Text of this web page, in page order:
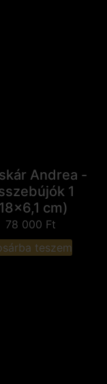
Andrea -
1
cm)
78 000 Ft
teszem